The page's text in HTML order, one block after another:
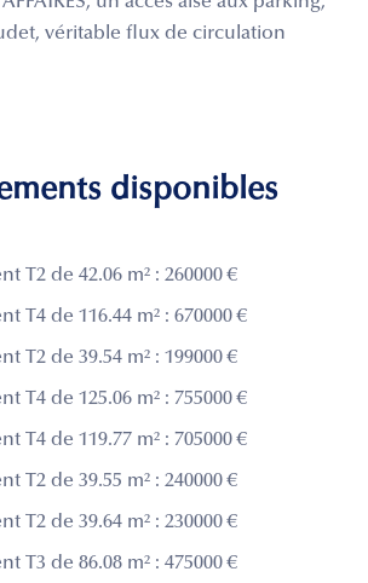
véritable flux de circulation
disponibles
T2 de 42.06 m² : 260000 €
T4 de 116.44 m² : 670000 €
T2 de 39.54 m² : 199000 €
T4 de 125.06 m² : 755000 €
T4 de 119.77 m² : 705000 €
T2 de 39.55 m² : 240000 €
T2 de 39.64 m² : 230000 €
T3 de 86.08 m² : 475000 €